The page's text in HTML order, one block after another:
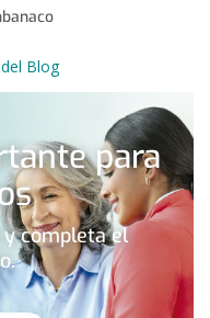
Blog
para
completa el